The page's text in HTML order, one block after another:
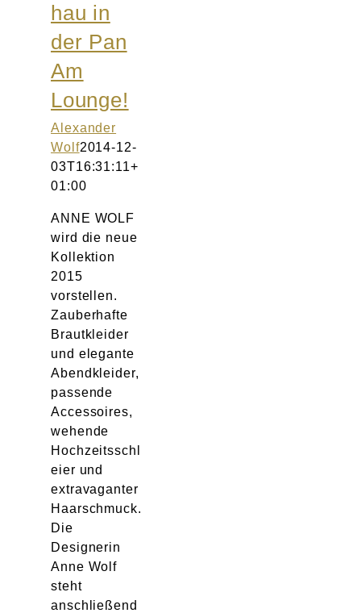
hau in
der Pan
Am
Lounge!
Alexander
Wolf2014-12-
03T16:31:11+
01:00
ANNE WOLF
wird die neue
Kollektion
2015
vorstellen.
Zauberhafte
Brautkleider
und elegante
Abendkleider,
passende
Accessoires,
wehende
Hochzeitsschl
eier und
extravaganter
Haarschmuck.
Die
Designerin
Anne Wolf
steht
anschließend